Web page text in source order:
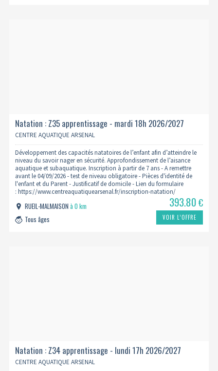
Natation : Z35 apprentissage - mardi 18h 2026/2027
CENTRE AQUATIQUE ARSENAL
Développement des capacités natatoires de l’enfant afin d’atteindre le
niveau du savoir nager en sécurité. Approfondissement de l’aisance
aquatique et subaquatique. Inscription à partir de 7 ans - A remettre
avant le 04/09/2026 - test de niveau obligatoire - Pièces d'identité de
l'enfant et du Parent - Justificatif de domicile - Lien du formulaire
: https://www.centreaquatiquearsenal.fr/inscription-natation/
RUEIL-MALMAISONà 0 km
Tous âges
393.80€
VOIR L’OFFRE
Natation : Z34 apprentissage - lundi 17h 2026/2027
CENTRE AQUATIQUE ARSENAL